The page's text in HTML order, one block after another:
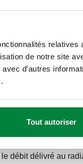
relatives
de notre site
d'autres
Tout autoriser
approches
voisins.
débit délivré au